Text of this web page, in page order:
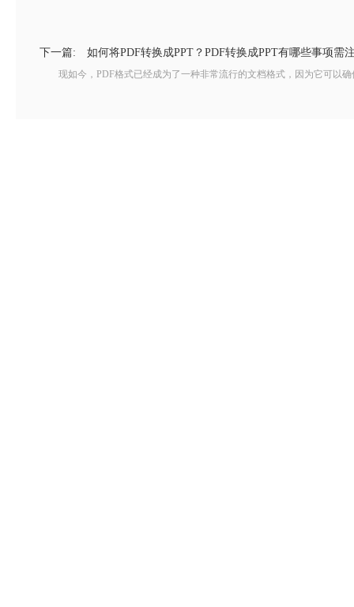
下一篇: 如何将PDF转换成PPT？PDF转换成PPT有哪些事项需
现如今，PDF格式已经成为了一种非常流行的文档格式，因为它可以确